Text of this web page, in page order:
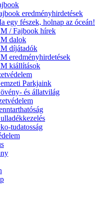
eredményhirdetések
egy fészek, holnap az óceán!
/ Fajbook hírek
dalok
díjátadók
eredményhirdetések
kiállítások
Parkjaink
és állatvilág
tudatosság